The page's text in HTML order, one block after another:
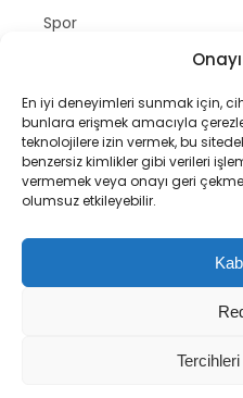
En iyi deneyimleri sunmak için,
bunlara erişmek amacıyla
teknolojilere izin vermek, bu
benzersiz kimlikler gibi verileri
vermemek veya onayı geri
olumsuz etkileyebilir.
Spor
Dünya
Yazarlar
Nöbetçi Eczaneler
Puan Durumları